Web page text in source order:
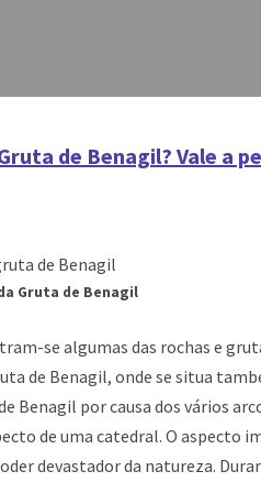
de Benagil? Vale a
Gruta de Benagil
se algumas das rochas e
de Benagil, onde se situa
Benagil por causa dos vários
de uma catedral. O aspecto
devastador da natureza.